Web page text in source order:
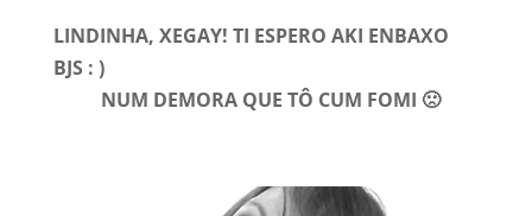
LINDINHA, XEGAY! TI ESPERO AKI ENBAXO
BJS : )
NUM DEMORA QUE TÔ CUM FOMI 🙁